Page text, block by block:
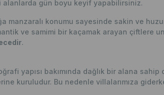
alanlarda gün boyu keyif yapabilirsiniz.
manzaralı konumu sayesinde sakin ve
ve samimi bir kaçamak arayan çiftlere
.
yapısı bakımında dağlık bir alana
kuruludur. Bu nedenle villalarımıza